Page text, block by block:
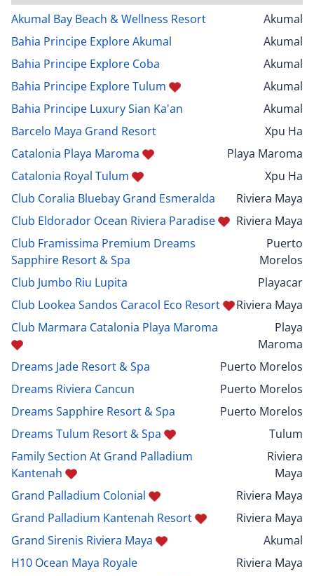
Akumal Bay Beach & Wellness Resort
Akumal
Bahia Principe Explore Akumal
Akumal
Bahia Principe Explore Coba
Akumal
Bahia Principe Explore Tulum
Akumal
Bahia Principe Luxury Sian Ka'an
Akumal
Barcelo Maya Grand Resort
Xpu Ha
Catalonia Playa Maroma
Playa Maroma
Catalonia Royal Tulum
Xpu Ha
Club Coralia Bluebay Grand Esmeralda
Riviera Maya
Club Eldorador Ocean Riviera Paradise
Riviera Maya
Club Framissima Premium Dreams
Sapphire Resort & Spa
Puerto
Morelos
Club Jumbo Riu Lupita
Playacar
Club Lookea Sandos Caracol Eco Resort
Riviera Maya
Club Marmara Catalonia Playa Maroma
Playa
Maroma
Dreams Jade Resort & Spa
Puerto Morelos
Dreams Riviera Cancun
Puerto Morelos
Dreams Sapphire Resort & Spa
Puerto Morelos
Dreams Tulum Resort & Spa
Tulum
Family Section At Grand Palladium
Kantenah
Riviera
Maya
Grand Palladium Colonial
Riviera Maya
Grand Palladium Kantenah Resort
Riviera Maya
Grand Sirenis Riviera Maya
Akumal
H10 Ocean Maya Royale
Riviera Maya